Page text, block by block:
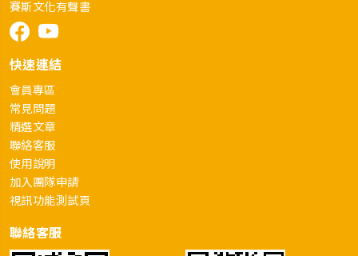
賽斯文化有聲書
快速連結
會員專區
常見問題
精選文章
聯絡客服
使用說明
加入團隊申請
視訊功能測試頁
聯絡客服